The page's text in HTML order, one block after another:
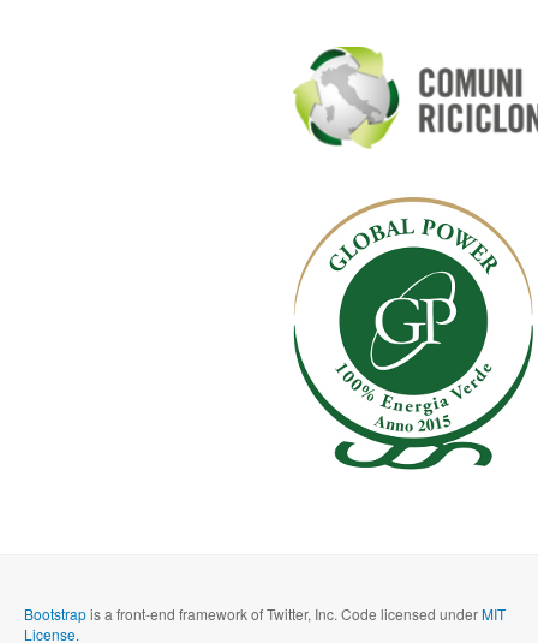
Bootstrapis a front-end framework of Twitter, Inc. Code licensed underMIT
License.